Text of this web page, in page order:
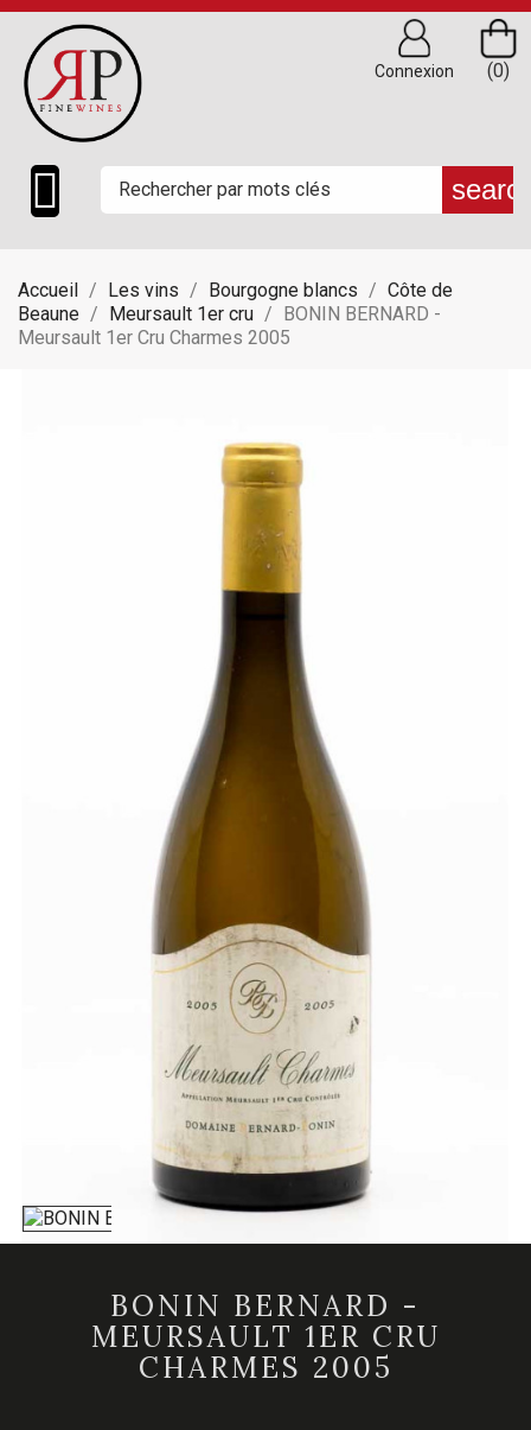

(0)
Connexion
Accueil Les vins Bourgogne blancs
Côte de
Beaune
Meursault 1er cru
BONIN BERNARD -
Meursault 1er Cru Charmes 2005
BONIN BERNARD -
MEURSAULT 1ER CRU
CHARMES 2005